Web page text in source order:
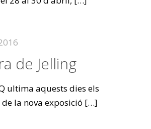
de Jelling
aquests dies els
la nova exposició […]